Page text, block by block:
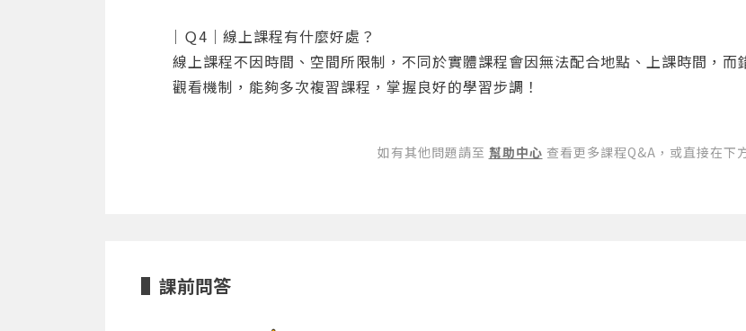
｜Ｑ4｜線上課程有什麼好處？
線上課程不因時間、空間所限制，不同於實體課程會因無法配合地點、上課時間，
觀看機制，能夠多次複習課程，掌握良好的學習步調！
如有其他問題請至 幫助中心 查看更多課程Q&A，或直接在下
課前問答